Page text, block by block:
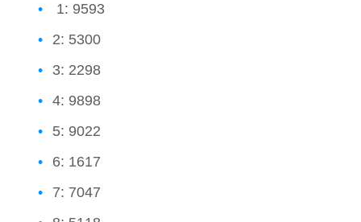
1: 9593
2: 5300
3: 2298
4: 9898
5: 9022
6: 1617
7: 7047